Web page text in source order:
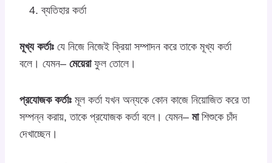
ব্যতিহার কর্তা
মূখ্য কর্তাঃ যে নিজে নিজেই ক্রিয়া সম্পাদন করে তাকে মূখ্য কর্তা
বলে। যেমন– মেয়েরাফুল তোলে।
প্রযোজক কর্তাঃ মূল কর্তা যখন অন্যকে কোন কাজে নিয়োজিত করে তা
সম্পন্ন করায়, তাকে প্রযোজক কর্তা বলে। যেমন– মাশিশুকে চাঁদ
দেখাচ্ছেন।